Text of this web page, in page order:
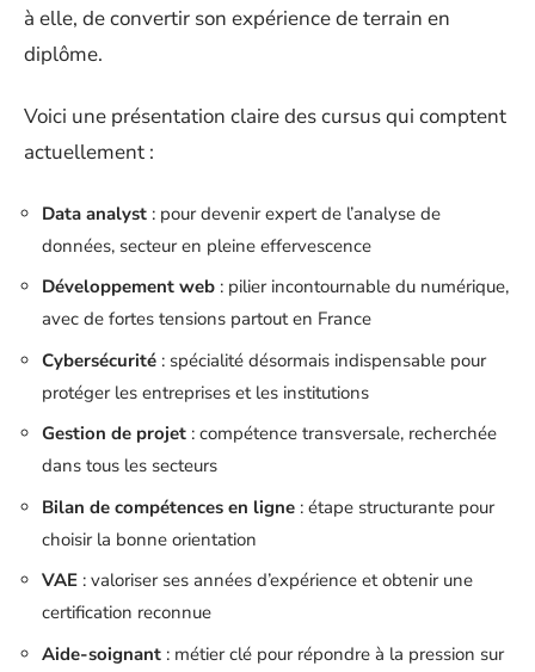
à elle, de convertir son expérience de terrain en
diplôme.
Voici une présentation claire des cursus qui comptent
actuellement :
Data analyst : pour devenir expert de l’analyse de
données, secteur en pleine effervescence
Développement web : pilier incontournable du numérique,
avec de fortes tensions partout en France
Cybersécurité : spécialité désormais indispensable pour
protéger les entreprises et les institutions
Gestion de projet : compétence transversale, recherchée
dans tous les secteurs
Bilan de compétences en ligne : étape structurante pour
choisir la bonne orientation
VAE : valoriser ses années d’expérience et obtenir une
certification reconnue
Aide-soignant : métier clé pour répondre à la pression sur